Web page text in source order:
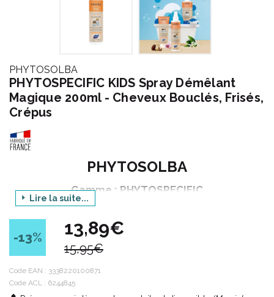
PHYTOSOLBA
PHYTOSPECIFIC KIDS Spray Démêlant
Magique 200ml - Cheveux Bouclés, Frisés,
Crépus
PHYTOSOLBA
Gamme : PHYTOSPECIFIC
Déclinaison : KIDS
Produit : SPRAY DEMELANT MAGIQUE
Contenance : 200 ml
Lire la suite...
-13% 13,89€
15,95€
Code EAN : 3338220100871
Code ACL : 6244845